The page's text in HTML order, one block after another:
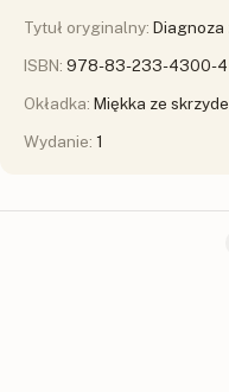
Tytuł oryginalny: Diagnoza
ISBN: 978-83-233-4300-4
Okładka: Miękka ze
Wydanie: 1